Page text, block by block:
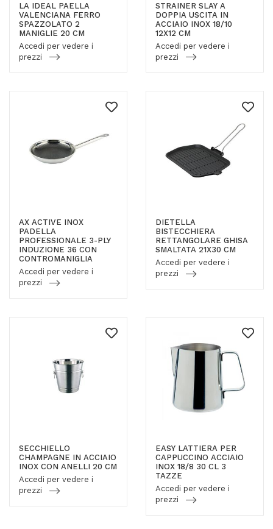
LA IDEAL PAELLA
VALENCIANA FERRO
SPAZZOLATO 2
MANIGLIE 20 CM
Accedi per vedere i
prezzi
STRAINER SLAY A
DOPPIA USCITA IN
ACCIAIO INOX 18/10
12X12 CM
Accedi per vedere i
prezzi
AX ACTIVE INOX
PADELLA
PROFESSIONALE 3-PLY
INDUZIONE 36 CON
CONTROMANIGLIA
Accedi per vedere i
prezzi
DIETELLA
BISTECCHIERA
RETTANGOLARE GHISA
SMALTATA 21X30 CM
Accedi per vedere i
prezzi
SECCHIELLO
CHAMPAGNE IN ACCIAIO
INOX CON ANELLI 20 CM
Accedi per vedere i
prezzi
EASY LATTIERA PER
CAPPUCCINO ACCIAIO
INOX 18/8 30 CL 3
TAZZE
Accedi per vedere i
prezzi